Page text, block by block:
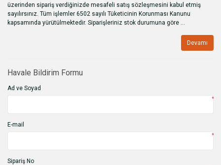
üzerinden sipariş verdiğinizde mesafeli satış sözleşmesini kabul etmiş
sayılırsınız. Tüm işlemler 6502 sayılı Tüketicinin Korunması Kanunu
kapsamında yürütülmektedir. Siparişleriniz stok durumuna göre ...
Devamı
Havale Bildirim Formu
Ad ve Soyad
*
E-mail
*
Sipariş No